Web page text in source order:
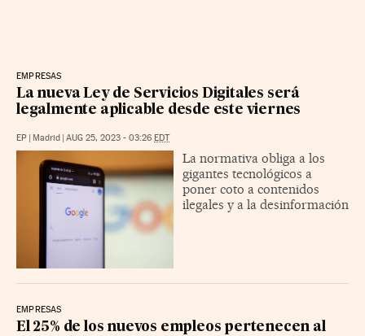
EMPRESAS
La nueva Ley de Servicios Digitales será
legalmente aplicable desde este viernes
EP Madrid AUG 25, 2023 - 03:26 EDT
La normativa obliga a los
gigantes tecnológicos a
poner coto a contenidos
ilegales y a la desinformación
EMPRESAS
El 25% de los nuevos empleos pertenecen al